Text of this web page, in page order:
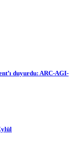
duyurdu: ARC-AGI-